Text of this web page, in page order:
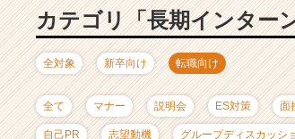
キ
ャ
リ
ア
（C
h
e
カテゴリ「長期インター
全対象 新卒向け 転職向け
全て マナー 説明会 ES対策 面
自己PR 志望動機 グループディスカッシ